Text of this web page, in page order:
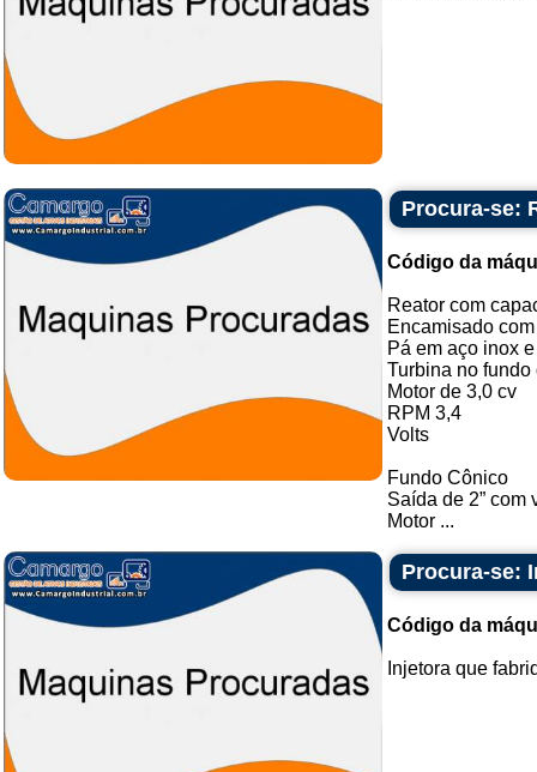
Procura-se:
Código da
Reator com
Encamisado
Pá em aço inox
Turbina no fundo
Motor de 3,0 cv
RPM 3,4
Volts
Fundo Cônico
Saída de 2” com
Motor ...
Procura-se:
Código da
Injetora que